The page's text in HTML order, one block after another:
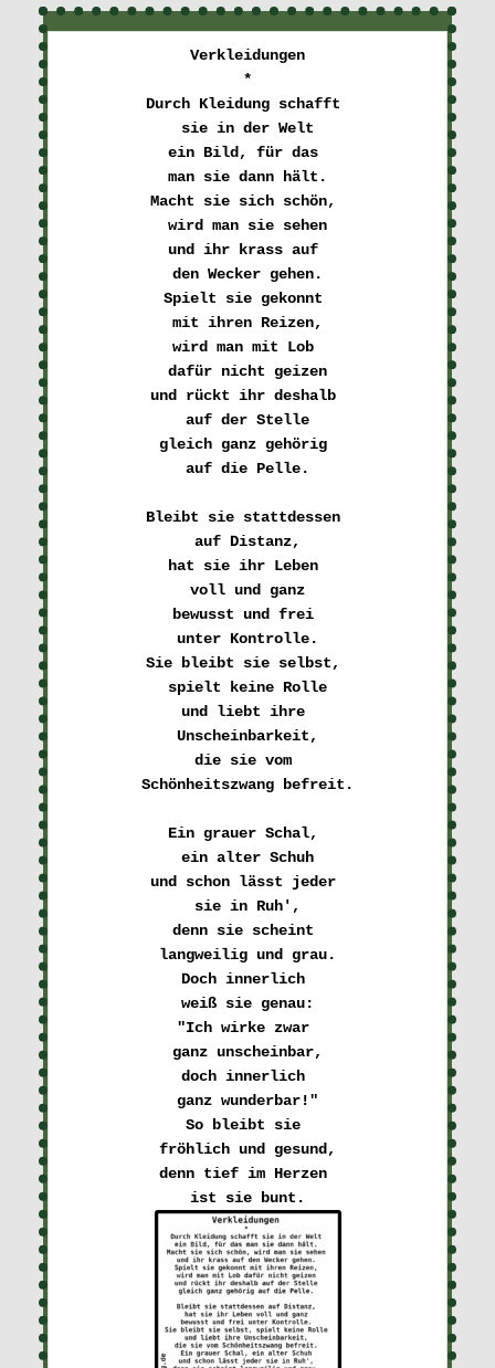
Verkleidungen
*
Durch Kleidung schafft
sie in der Welt
ein Bild, für das
man sie dann hält.
Macht sie sich schön,
wird man sie sehen
und ihr krass auf
den Wecker gehen.
Spielt sie gekonnt
mit ihren Reizen,
wird man mit Lob
dafür nicht geizen
und rückt ihr deshalb
auf der Stelle
gleich ganz gehörig
auf die Pelle.
Bleibt sie stattdessen
auf Distanz,
hat sie ihr Leben
voll und ganz
bewusst und frei
unter Kontrolle.
Sie bleibt sie selbst,
spielt keine Rolle
und liebt ihre
Unscheinbarkeit,
die sie vom
Schönheitszwang befreit.
Ein grauer Schal,
ein alter Schuh
und schon lässt jeder
sie in Ruh',
denn sie scheint
langweilig und grau.
Doch innerlich
weiß sie genau:
"Ich wirke zwar
ganz unscheinbar,
doch innerlich
ganz wunderbar!"
So bleibt sie
fröhlich und gesund,
denn tief im Herzen